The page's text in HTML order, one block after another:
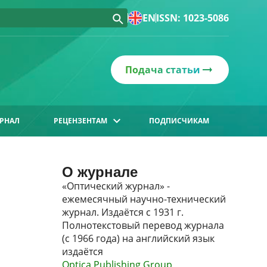
ENISSN: 1023-5086
Подача статьи
РЕЦЕНЗЕНТАМ ПОДПИСЧИКАМ
О журнале
«Оптический журнал» -
ежемесячный научно-технический
журнал. Издаётся с 1931 г.
Полнотекстовый перевод журнала
(с 1966 года) на английский язык
издаётся